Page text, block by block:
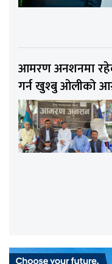
आमरण अनशनमा
गर्न खुश्बु ओलीको